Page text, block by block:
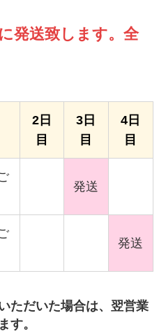
発送致します。全
2日
目
3日
目
4日
目
発送
発送
ただいた場合は、翌営業
す。